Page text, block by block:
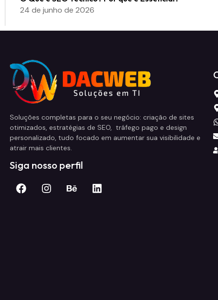
24 de junho de 2026
Soluções completas para o seu negócio: criação de sites
otimizados, estratégias de SEO, tráfego pago e design
personalizado, tudo focado em aumentar sua visibilidade e
atrair mais clientes.
Siga nosso perfil